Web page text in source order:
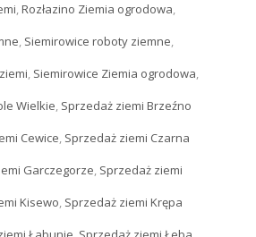
,Rozłazino Ziemia ogrodowa,
, Siemirowice roboty ziemne,
, Siemirowice Ziemia ogrodowa,
Wielkie, Sprzedaż ziemi Brzeźno
Cewice, Sprzedaż ziemi Czarna
Garczegorze, Sprzedaż ziemi
Kisewo, Sprzedaż ziemi Krępa